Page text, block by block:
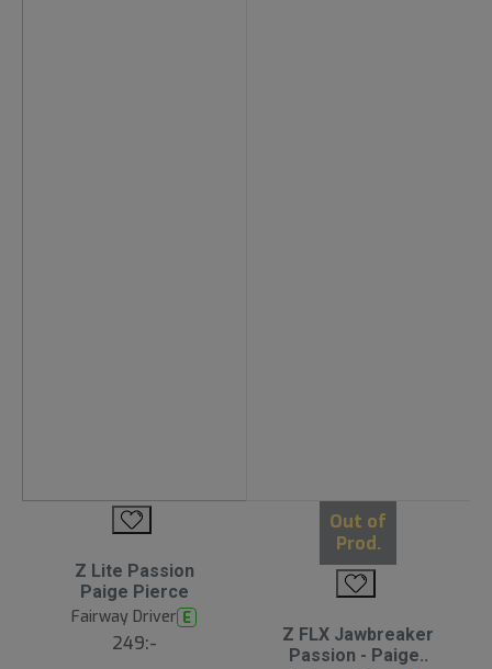
Z Lite Passion
Paige Pierce
Fairway Driver E
249:-
Out of
Prod.
Z FLX Jawbreaker
Passion - Paige..